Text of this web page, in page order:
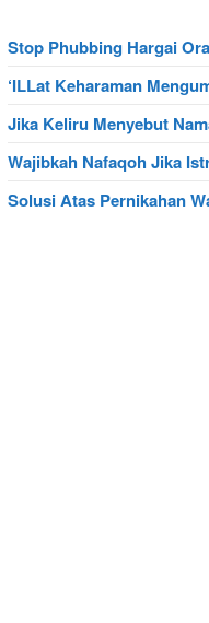
Stop Phubbing Hargai
‘ILLat Keharaman
Jika Keliru Menyebut
Wajibkah Nafaqoh Jika
Solusi Atas Pernikahan